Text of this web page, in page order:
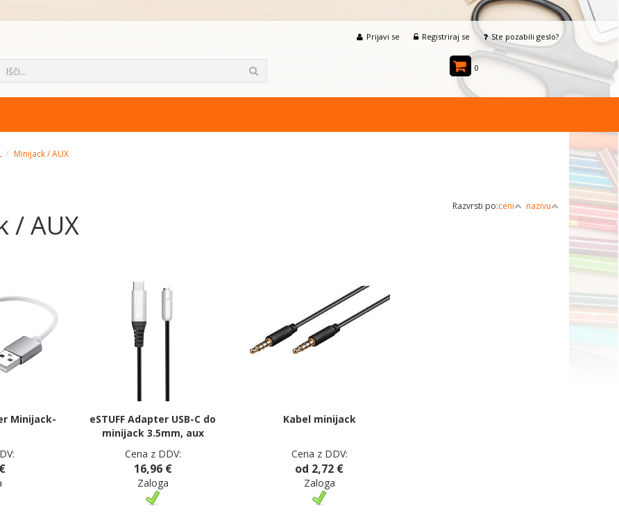
Prijavi se Registriraj se Ste pozabili geslo?
0
Minijack / AUX
Razvrsti po:ceni nazivu
/ AUX
Minijack-
eSTUFF Adapter USB-C do
minijack 3.5mm, aux
Cena z DDV:
16,96 €
Zaloga
Kabel minijack
Cena z DDV:
od 2,72 €
Zaloga